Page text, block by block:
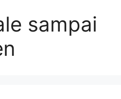
sampai